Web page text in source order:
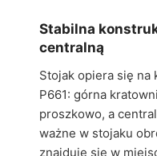
Stabilna
centralną
Stojak opiera się
P661: górna
proszkowo, a
ważne w stojaku
znajduje się w